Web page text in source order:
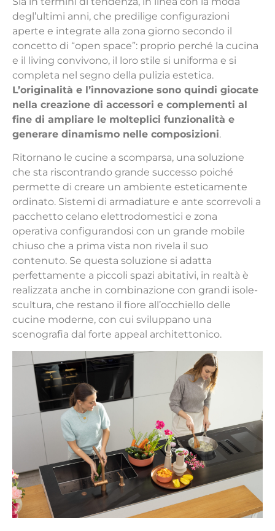
degl’ultimi anni, che predilige configurazioni
aperte e integrate alla zona giorno secondo il
concetto di “open space”: proprio perché la cucina
e il living convivono, il loro stile si uniforma e si
completa nel segno della pulizia estetica.
L’originalità e l’innovazione sono quindi giocate
nella creazione di accessori e complementi al
fine di ampliare le molteplici funzionalità e
generare dinamismo nelle composizioni.
Ritornano le cucine a scomparsa, una soluzione
che sta riscontrando grande successo poiché
permette di creare un ambiente esteticamente
ordinato. Sistemi di armadiature e ante scorrevoli a
pacchetto celano elettrodomestici e zona
operativa configurandosi con un grande mobile
chiuso che a prima vista non rivela il suo
contenuto. Se questa soluzione si adatta
perfettamente a piccoli spazi abitativi, in realtà è
realizzata anche in combinazione con grandi isole-
scultura, che restano il fiore all’occhiello delle
cucine moderne, con cui sviluppano una
scenografia dal forte appeal architettonico.